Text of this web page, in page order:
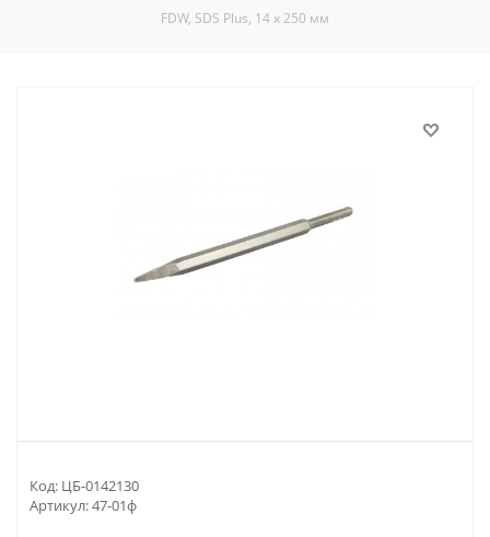
FDW, SDS Plus, 14 х 250 мм
Код: ЦБ-0142130
Артикул:47-01ф